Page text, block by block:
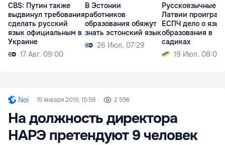
CBS: Путин также
выдвинул требования
сделать русский
язык официальным в
Украине
17 Авг. 09:00
В Эстонии
работников
образования обяжут
знать эстонский язык
26 Июл. 07:29
Русскоязычные
Латвии
ЕСПЧ дело о
образования в
садиках
19 Июл. 08:07
Noi 15 января 2019, 15:58 2 596
На должность директора
НАРЭ претендуют 9 человек